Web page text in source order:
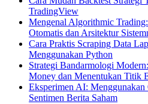
TradingView
Mengenal Algorithmic
Otomatis dan Arsitektur
Cara Praktis Scraping Data
Menggunakan Python
Strategi Bandarmologi
Money dan Menentukan Titik
Eksperimen AI:
Sentimen Berita Saham